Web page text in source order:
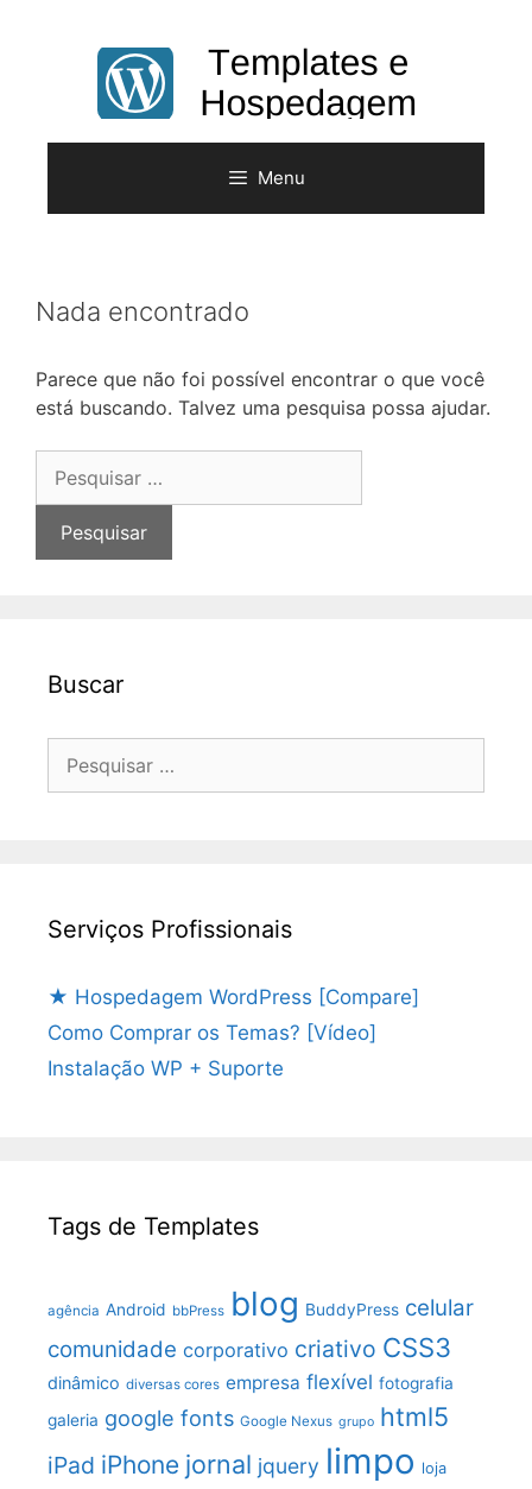
Menu
Nada encontrado
Parece que não foi possível encontrar o que você
está buscando. Talvez uma pesquisa possa ajudar.
por:
Buscar
Serviços Profissionais
★ Hospedagem WordPress [Compare]
Como Comprar os Temas? [Vídeo]
Instalação WP + Suporte
Tags de Templates
agência Android bbPress blog BuddyPress celular
comunidade corporativo criativo CSS3
dinâmico diversas cores empresa flexível fotografia
galeria google fonts Google Nexus grupo html5
iPad iPhone jornal jquery limpo loja